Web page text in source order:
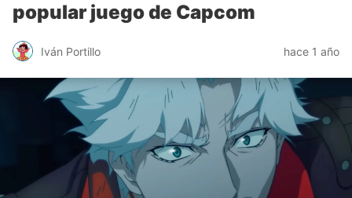
popular juego de Capcom
Iván Portillo hace 1 año